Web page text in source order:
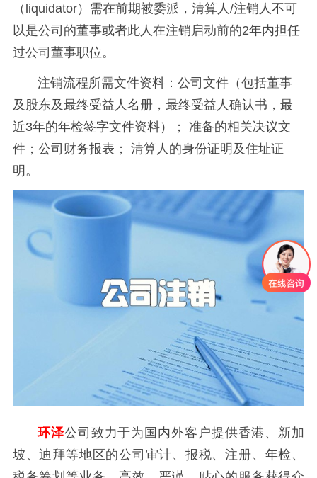
（liquidator）需在前期被委派，清算人/注销人不可
以是公司的董事或者此人在注销启动前的2年内担任
过公司董事职位。
注销流程所需文件资料：公司文件（包括董事
及股东及最终受益人名册，最终受益人确认书，最
近3年的年检签字文件资料）； 准备的相关决议文
件；公司财务报表； 清算人的身份证明及住址证
明。
环泽公司致力于为国内外客户提供香港、新加
坡、迪拜等地区的公司审计、报税、注册、年检、